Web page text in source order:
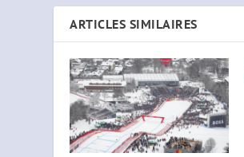
ARTICLES SIMILAIRES